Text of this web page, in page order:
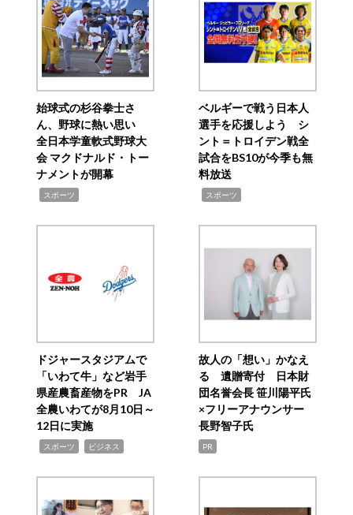
始球式の杉谷拳士さ
ん、野球に熱い思い
全日本学童軟式野球大
会 マクドナルド・トー
ナメントが開幕
スポーツ
ベルギーで戦う日本人
選手を応援しよう シ
ント＝トロイデン戦全
試合をBS10が今季も無
料放送
スポーツ
ドジャースタジアムで
「いわて牛」など岩手
県産農畜産物をPR JA
全農いわてが8月10日～
12日に実施
スポーツ ビジネス
故人の「想い」かなえ
る 遺贈寄付 日本財
団名誉会長 笹川陽平氏
×フリーアナウンサー
長野智子氏
PR